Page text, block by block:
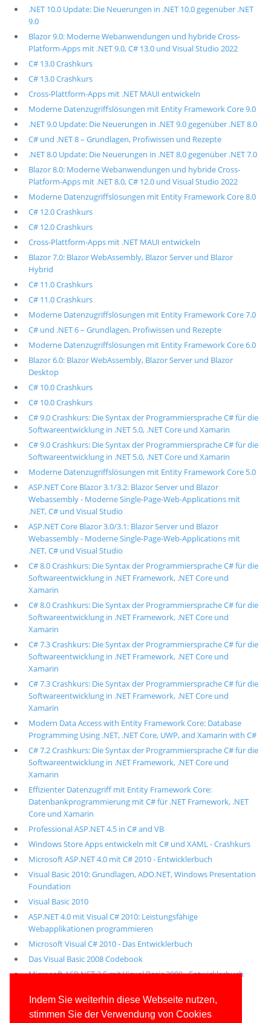
Indem Sie weiterhin diese Webseite nutzen,
stimmen Sie der Verwendung von Cookies
.NET 10.0 Update: Die Neuerungen in .NET 10.0 gegenüber .NET
9.0
Blazor 9.0: Moderne Webanwendungen und hybride Cross-
Platform-Apps mit .NET 9.0, C# 13.0 und Visual Studio 2022
C# 13.0 Crashkurs
C# 13.0 Crashkurs
Cross-Plattform-Apps mit .NET MAUI entwickeln
Moderne Datenzugriffslösungen mit Entity Framework Core 9.0
.NET 9.0 Update: Die Neuerungen in .NET 9.0 gegenüber .NET 8.0
C# und .NET 8 – Grundlagen, Profiwissen und Rezepte
.NET 8.0 Update: Die Neuerungen in .NET 8.0 gegenüber .NET 7.0
Blazor 8.0: Moderne Webanwendungen und hybride Cross-
Platform-Apps mit .NET 8.0, C# 12.0 und Visual Studio 2022
Moderne Datenzugriffslösungen mit Entity Framework Core 8.0
C# 12.0 Crashkurs
C# 12.0 Crashkurs
Cross-Plattform-Apps mit .NET MAUI entwickeln
Blazor 7.0: Blazor WebAssembly, Blazor Server und Blazor
Hybrid
C# 11.0 Crashkurs
C# 11.0 Crashkurs
Moderne Datenzugriffslösungen mit Entity Framework Core 7.0
C# und .NET 6 – Grundlagen, Profiwissen und Rezepte
Moderne Datenzugriffslösungen mit Entity Framework Core 6.0
Blazor 6.0: Blazor WebAssembly, Blazor Server und Blazor
Desktop
C# 10.0 Crashkurs
C# 10.0 Crashkurs
C# 9.0 Crashkurs: Die Syntax der Programmiersprache C# für die
Softwareentwicklung in .NET 5.0, .NET Core und Xamarin
C# 9.0 Crashkurs: Die Syntax der Programmiersprache C# für die
Softwareentwicklung in .NET 5.0, .NET Core und Xamarin
Moderne Datenzugriffslösungen mit Entity Framework Core 5.0
ASP.NET Core Blazor 3.1/3.2: Blazor Server und Blazor
Webassembly - Moderne Single-Page-Web-Applications mit
.NET, C# und Visual Studio
ASP.NET Core Blazor 3.0/3.1: Blazor Server und Blazor
Webassembly - Moderne Single-Page-Web-Applications mit
.NET, C# und Visual Studio
C# 8.0 Crashkurs: Die Syntax der Programmiersprache C# für die
Softwareentwicklung in .NET Framework, .NET Core und
Xamarin
C# 8.0 Crashkurs: Die Syntax der Programmiersprache C# für die
Softwareentwicklung in .NET Framework, .NET Core und
Xamarin
C# 7.3 Crashkurs: Die Syntax der Programmiersprache C# für die
Softwareentwicklung in .NET Framework, .NET Core und
Xamarin
C# 7.3 Crashkurs: Die Syntax der Programmiersprache C# für die
Softwareentwicklung in .NET Framework, .NET Core und
Xamarin
Modern Data Access with Entity Framework Core: Database
Programming Using .NET, .NET Core, UWP, and Xamarin with C#
C# 7.2 Crashkurs: Die Syntax der Programmiersprache C# für die
Softwareentwicklung in .NET Framework, .NET Core und
Xamarin
Effizienter Datenzugriff mit Entity Framework Core:
Datenbankprogrammierung mit C# für .NET Framework, .NET
Core und Xamarin
Professional ASP.NET 4.5 in C# and VB
Windows Store Apps entwickeln mit C# und XAML - Crashkurs
Microsoft ASP.NET 4.0 mit C# 2010 - Entwicklerbuch
Visual Basic 2010: Grundlagen, ADO.NET, Windows Presentation
Foundation
Visual Basic 2010
ASP.NET 4.0 mit Visual C# 2010: Leistungsfähige
Webapplikationen programmieren
Microsoft Visual C# 2010 - Das Entwicklerbuch
Das Visual Basic 2008 Codebook
Microsoft ASP.NET 3.5 mit Visual Basic 2008 - Entwicklerbuch
Alle unsere aktuellen Fachbücher
E-Book-Abo für ab 99 Euro im Jahr